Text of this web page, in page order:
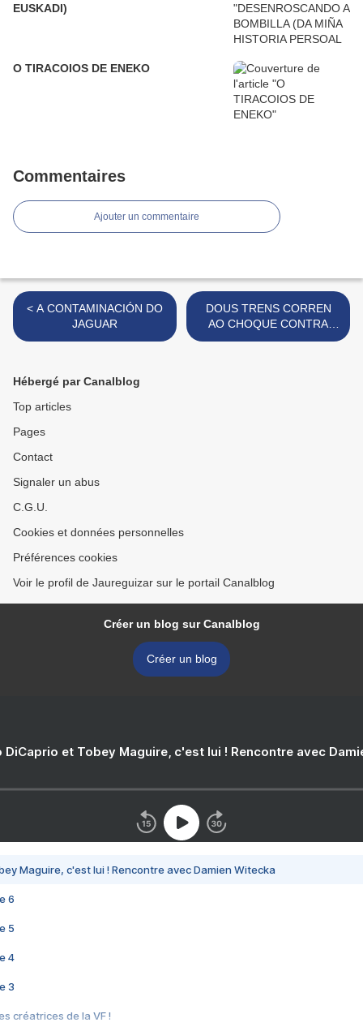
EUSKADI)
O TIRACOIOS DE ENEKO
Commentaires
Ajouter un commentaire
< A CONTAMINACIÓN DO
JAGUAR
DOUS TRENS CORREN
AO CHOQUE CONTRA
UNHA COLUMNA
Hébergé par Canalblog
Top articles
Pages
Contact
Signaler un abus
C.G.U.
Cookies et données personnelles
Préférences cookies
Voir le profil de Jaureguizar sur le portail Canalblog
Créer un blog sur Canalblog
Créer un blog
DiCaprio et Tobey Maguire, c'est lui ! Rencontre avec
Maguire, c'est lui ! Rencontre avec Damien Witecka
6
5
4
3
créatrices de la VF !